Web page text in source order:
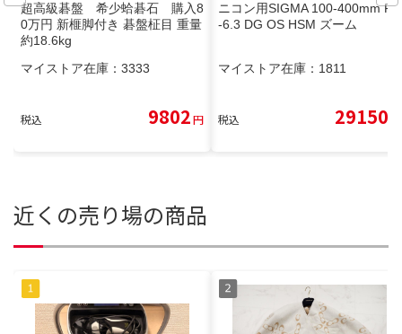
超高級碁盤 希少蛤碁石 購入8
0万円 新榧脚付き 碁盤柾目 重量
約18.6kg
マイストア在庫： 3333
税込 9802円
ニコン用SIGMA 100-400mm F5
-6.3 DG OS HSM ズーム
マイストア在庫： 1811
税込 29150
近くの売り場の商品